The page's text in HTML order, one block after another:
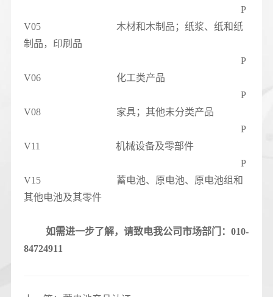
P
V05 木材和木制品；纸浆、纸和纸
制品，印刷品
P
V06 化工类产品
P
V08 家具；其他未分类产品
P
V11 机械设备及零部件
P
V15 蓄电池、原电池、原电池组和
其他电池及其零件
如需进一步了解，请致电我公司市场部门：010-
84724911